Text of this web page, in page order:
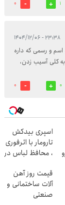
1
0
۲۳:۳۸ - ۱۴۰۴/۱۲/۰۶
و رسمی که داره
کلی آسیب زدن،
0
0
اسپری بیدکش
تارومار با اثرفوری
، محافظ لباس در
قیمت روز آهن
آلات ساختمانی و
صنعتی